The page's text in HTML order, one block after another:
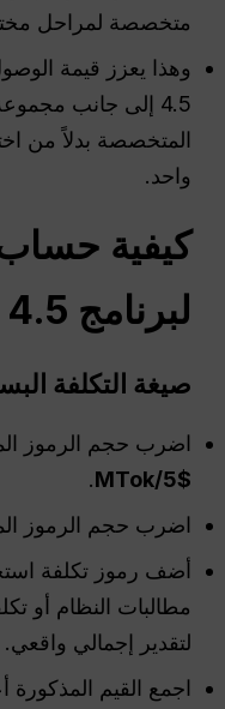
متخصصة لمراحل
4.5 إلى جانب
المتخصصة بدلاً من
واحد.
كيفية حساب
لبرنامج Claude Opus 4.5
صيغة التكلفة
اضرب حجم الرموز
$5/MTok
.
اضرب حجم الرموز
أضف رموز تكلفة
لتقدير إجمالي واقعي.
اجمع القيم المذكورة